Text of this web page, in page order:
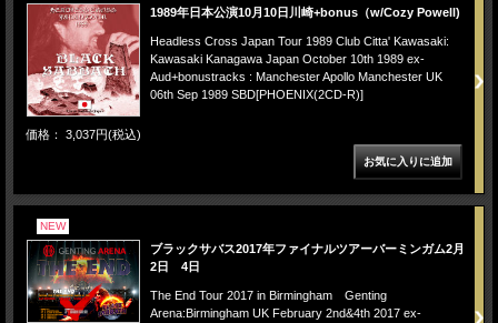
1989年日本公演10月10日川崎+bonus（w/Cozy Powell)
Headless Cross Japan Tour 1989 Club Citta' Kawasaki:
Kawasaki Kanagawa Japan October 10th 1989 ex-
Aud+bonustracks : Manchester Apollo Manchester UK
06th Sep 1989 SBD[PHOENIX(2CD-R)]
価格： 3,037円(税込)
NEW
ブラックサバス2017年ファイナルツアーバーミンガム2月
2日 4日
The End Tour 2017 in Birmingham Genting
Arena:Birmingham UK February 2nd&4th 2017 ex-